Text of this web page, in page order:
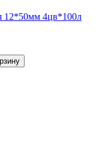
12*50мм 4цв*100л